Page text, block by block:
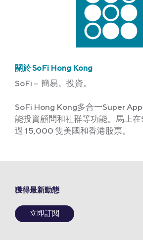
關於 SoFi Hong Kong
SoFi – 簡易。投資。
SoFi Hong Kong多合一Super
能投資顧問和社群等功能。馬上
過 15,000 隻美國和香港股票。
獲得最新動態
立即訂閱